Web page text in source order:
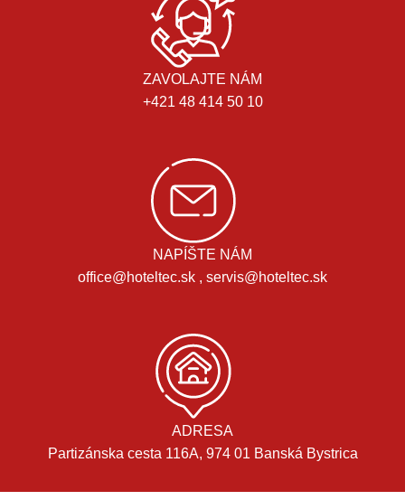
ZAVOLAJTE NÁM
+421 48 414 50 10
NAPÍŠTE NÁM
office@hoteltec.sk , servis@hoteltec.sk
ADRESA
Partizánska cesta 116A, 974 01 Banská Bystrica